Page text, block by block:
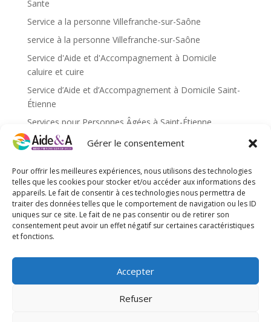
Gérer le consentement
Pour offrir les meilleures expériences, nous utilisons des technologies
telles que les cookies pour stocker et/ou accéder aux informations des
appareils. Le fait de consentir à ces technologies nous permettra de
traiter des données telles que le comportement de navigation ou les ID
uniques sur ce site. Le fait de ne pas consentir ou de retirer son
consentement peut avoir un effet négatif sur certaines caractéristiques
et fonctions.
Accepter
Refuser
Sante
Service a la personne Villefranche-sur-Saône
service à la personne Villefranche-sur-Saône
Service d'Aide et d'Accompagnement à Domicile
caluire et cuire
Service d’Aide et d’Accompagnement à Domicile Saint-
Étienne
Services pour Personnes Âgées à Saint-Étienne
Services pour personnes âgées caluire et cuire
Services pour personnes âgées Villefranche-sur-Saône
Méta
Connexion